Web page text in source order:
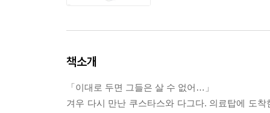
책소개
「이대로 두면 그들은 살 수 없어…」
겨우 다시 만난 쿠스타스와 다그다. 의료탑에 도